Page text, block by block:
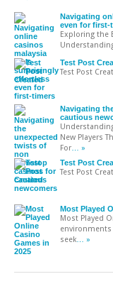
Navigating
even for first-
Exploring the
Test Post
Test Post
Navigating
cautious
New Players
For … »
Test Post
Test Post
Most Played
Most Played
seek … »